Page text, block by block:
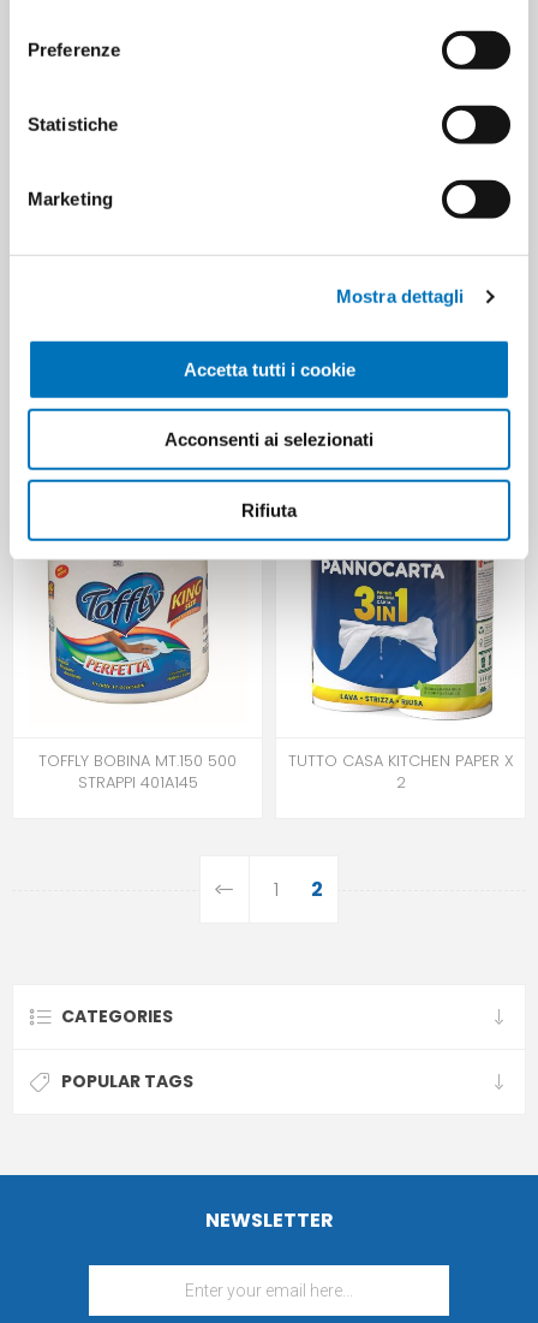
Preferenze
Statistiche
Marketing
Mostra dettagli
Accetta tutti i cookie
Acconsenti ai selezionati
Rifiuta
SENSITIVE CARTA FRITTI X 2
TOFFLY BOBINA 50 MT.200
STRAPPI 301A050
TOFFLY BOBINA MT.100 - 400
STRAPPI 301A090
TOFFLY BOBINA MT.150 500
STRAPPI 401A145
TUTTO CASA KITCHEN PAPER X
2
1 2
CATEGORIES
POPULAR TAGS
NEWSLETTER